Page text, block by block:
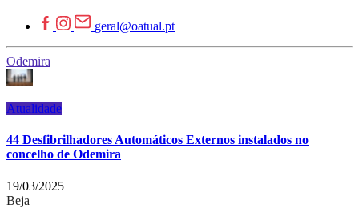
geral@oatual.pt
Odemira
Atualidade
44 Desfibrilhadores Automáticos Externos instalados no
concelho de Odemira
19/03/2025
Beja